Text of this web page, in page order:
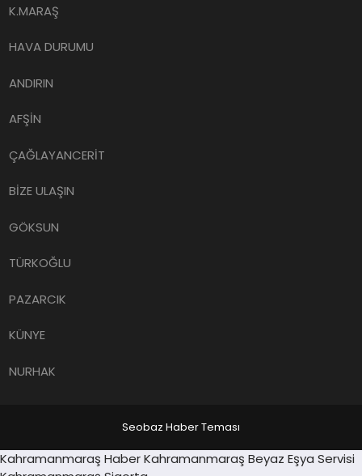
K.MARAŞ
HAVA DURUMU
ANDIRIN
AFŞİN
ÇAĞLAYANCERİT
BİZE ULAŞIN
GÖKSUN
TÜRKOĞLU
PAZARCIK
KÜNYE
NURHAK
Seobaz Haber Teması
Sancaktepe
Kahramanmaraş HaberKahramanmaraş Beyaz Eşya Servisi